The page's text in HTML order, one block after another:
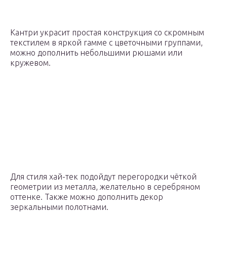
Кантри украсит простая конструкция со скромным
текстилем в яркой гамме с цветочными группами,
можно дополнить небольшими рюшами или
кружевом.
Для стиля хай-тек подойдут перегородки чёткой
геометрии из металла, желательно в серебряном
оттенке. Также можно дополнить декор
зеркальными полотнами.